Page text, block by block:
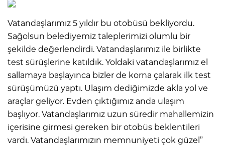
Vatandaşlarımız 5 yıldır bu otobüsü bekliyordu.
Sağolsun belediyemiz taleplerimizi olumlu bir
şekilde değerlendirdi. Vatandaşlarımız ile birlikte
test sürüşlerine katıldık. Yoldaki vatandaşlarımız el
sallamaya başlayınca bizler de korna çalarak ilk test
sürüşümüzü yaptı. Ulaşım dediğimizde akla yol ve
araçlar geliyor. Evden çıktığımız anda ulaşım
başlıyor. Vatandaşlarımız uzun süredir mahallemizin
içerisine girmesi gereken bir otobüs beklentileri
vardı. Vatandaşlarımızın memnuniyeti çok güzel”